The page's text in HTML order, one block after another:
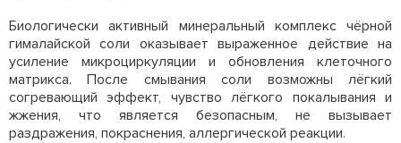
Биологически активный минеральный комплекс чёрной
гималайской соли оказывает выраженное действие на
усиление микроциркуляции и обновления клеточного
матрикса. После смывания соли возможны лёгкий
согревающий эффект, чувство лёгкого покалывания и
жжения, что является безопасным, не вызывает
раздражения, покраснения, аллергической реакции.